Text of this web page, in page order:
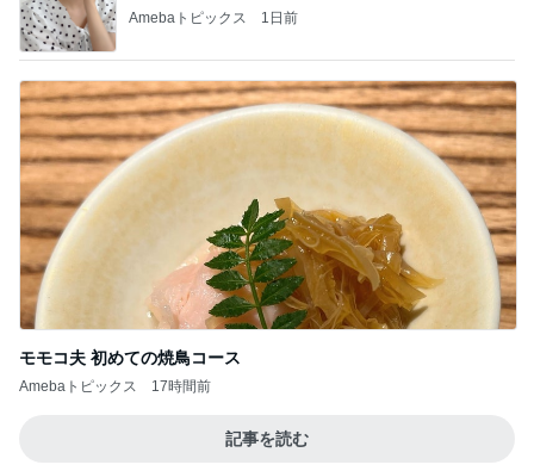
Amebaトピックス 1日前
モモコ夫 初めての焼鳥コース
Amebaトピックス 17時間前
記事を読む